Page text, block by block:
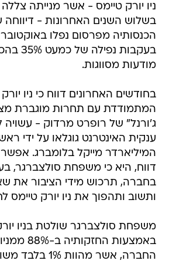
בשלוש השנים האחרונות - דיווחה
בעקבות
מודעות מסווגות.
בחודשים האחרונים דווח כי ניו
המתמודדת עם תחרות מוגברת
ג'ורנל" של רופרט מרדוק - עשויה
ענקית האינטרנט גוגלאו על ידי ראש
המיליארדר מייקל בלומברג.
דווח, היא כי משפחת סולצברגר,
בחברה, תרכוש מידי הציבור את
ותשוב ותהפוך את ניו יורק טיימס
משפחת סולצברגר שולטת בניו
החברה, אשר מהוות